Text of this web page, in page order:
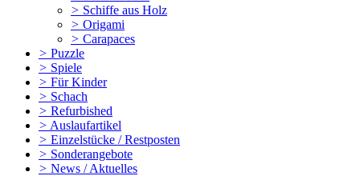
> Schiffe aus Holz
> Origami
> Carapaces
> Puzzle
> Spiele
> Für Kinder
> Schach
> Refurbished
> Auslaufartikel
> Einzelstücke / Restposten
> Sonderangebote
> News / Aktuelles